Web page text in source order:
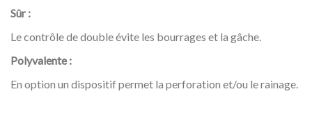
Sûr :
Le contrôle de double évite les bourrages et la gâche.
Polyvalente :
En option un dispositif permet la perforation et/ou le rainage.